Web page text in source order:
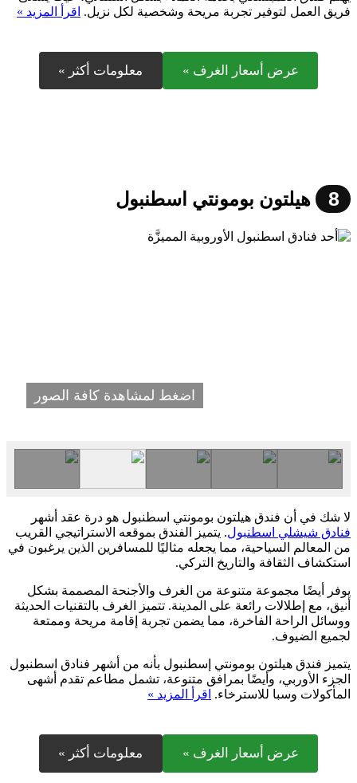
فريق العمل لتوفير تجربة مريحة وشخصية لكل نزيل. اقرأ المزيد »
عرض أسعار الغرف » معلومات أكثر »
8 هيلتون بومونتي اسطنبول
اضغط لمشاهدة كافة الصور
لا شك في أن فندق هيلتون بومونتي اسطنبول هو درة عقد أشهر
فنادق شيشلي اسطنبول. يتميز الفندق بموقعه الاستراتيجي القريب
من المعالم السياحية، مما يجعله مثاليًا للمسافرين الذين يرغبون في
استكشاف الثقافة والتاريخ التركي.
يوفر أيضًا مجموعة متنوعة من الغرف والأجنحة المصممة بشكل
أنيق، مع إطلالات رائعة على المدينة. تتميز الغرف بالتقنيات الحديثة
ووسائل الراحة الفاخرة، مما يضمن تجربة إقامة مريحة وممتعة
لجميع الضيوف.
يتميز فندق هيلتون بومونتي إسطنبول بأنه من أشهر فنادق اسطنبول
الجزء الأوربي، وأيضًا بمرافق متنوعة، تشمل مطاعم تقدم أشهى
المأكولات وسبا للاسترخاء. اقرأ المزيد »
عرض أسعار الغرف » معلومات أكثر »